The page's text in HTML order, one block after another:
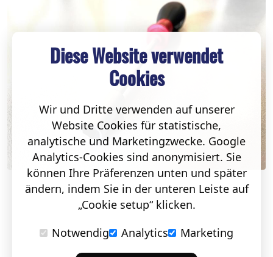
Diese Website verwendet
Cookies
Wir und Dritte verwenden auf unserer
Website Cookies für statistische,
analytische und Marketingzwecke. Google
Analytics-Cookies sind anonymisiert. Sie
können Ihre Präferenzen unten und später
ändern, indem Sie in der unteren Leiste auf
„Cookie setup“ klicken.
Notwendig
Analytics Marketing